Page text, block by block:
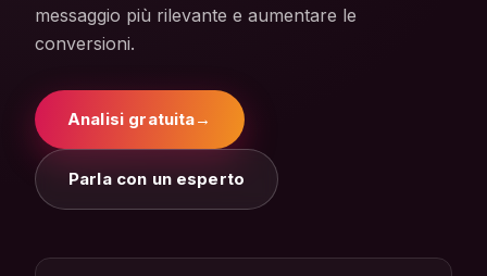
messaggio più rilevante e aumentare le
conversioni.
Analisi gratuita→
Parla con un esperto